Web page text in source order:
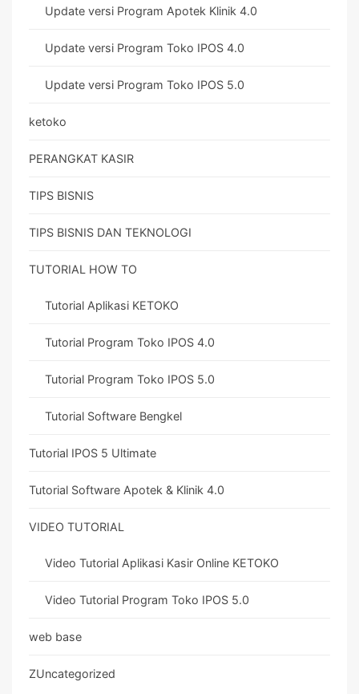
Update versi Program Apotek Klinik 4.0
Update versi Program Toko IPOS 4.0
Update versi Program Toko IPOS 5.0
ketoko
PERANGKAT KASIR
TIPS BISNIS
TIPS BISNIS DAN TEKNOLOGI
TUTORIAL HOW TO
Tutorial Aplikasi KETOKO
Tutorial Program Toko IPOS 4.0
Tutorial Program Toko IPOS 5.0
Tutorial Software Bengkel
Tutorial IPOS 5 Ultimate
Tutorial Software Apotek & Klinik 4.0
VIDEO TUTORIAL
Video Tutorial Aplikasi Kasir Online KETOKO
Video Tutorial Program Toko IPOS 5.0
web base
ZUncategorized